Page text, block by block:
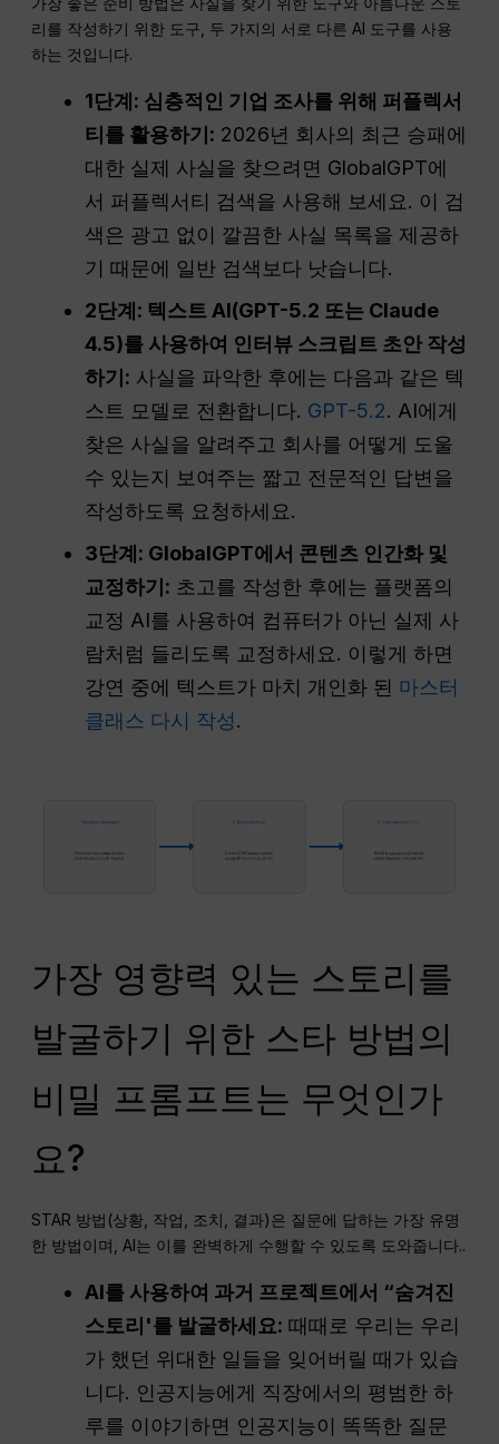
리를 작성하기 위한 도구, 두 가지의 서로 다른 AI 도구를 사용
하는 것입니다.
1단계: 심층적인 기업 조사를 위해 퍼플렉서
티를 활용하기: 2026년 회사의 최근 승패에
대한 실제 사실을 찾으려면 GlobalGPT에
서 퍼플렉서티 검색을 사용해 보세요. 이 검
색은 광고 없이 깔끔한 사실 목록을 제공하
기 때문에 일반 검색보다 낫습니다.
2단계: 텍스트 AI(GPT-5.2 또는 Claude
4.5)를 사용하여 인터뷰 스크립트 초안 작성
하기: 사실을 파악한 후에는 다음과 같은 텍
스트 모델로 전환합니다. GPT-5.2. AI에게
찾은 사실을 알려주고 회사를 어떻게 도울
수 있는지 보여주는 짧고 전문적인 답변을
작성하도록 요청하세요.
3단계: GlobalGPT에서 콘텐츠 인간화 및
교정하기: 초고를 작성한 후에는 플랫폼의
교정 AI를 사용하여 컴퓨터가 아닌 실제 사
람처럼 들리도록 교정하세요. 이렇게 하면
강연 중에 텍스트가 마치 개인화 된 마스터
클래스 다시 작성.
가장 영향력 있는 스토리를
발굴하기 위한 스타 방법의
비밀 프롬프트는 무엇인가
요?
STAR 방법(상황, 작업, 조치, 결과)은 질문에 답하는 가장 유명
한 방법이며, AI는 이를 완벽하게 수행할 수 있도록 도와줍니다..
AI를 사용하여 과거 프로젝트에서 “숨겨진
스토리'를 발굴하세요: 때때로 우리는 우리
가 했던 위대한 일들을 잊어버릴 때가 있습
니다. 인공지능에게 직장에서의 평범한 하
루를 이야기하면 인공지능이 똑똑한 질문